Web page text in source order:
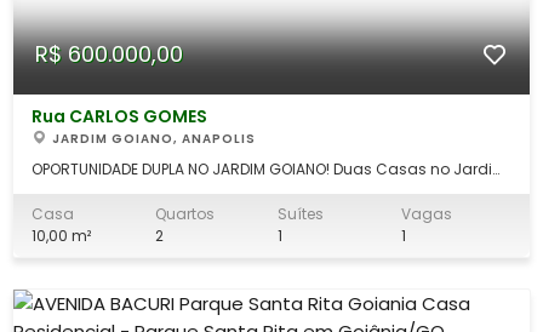
R$ 600.000,00
Rua CARLOS GOMES
JARDIM GOIANO, ANAPOLIS
OPORTUNIDADE DUPLA NO JARDIM GOIANO! Duas Casas no Jardim
excelente imóvel situado na Rua Carlos Gomes, esquina com a
Rua Rotary, no bairro Jardim Goiano. Uma localização que une
Casa
10,00 m²
Quartos
2
Suítes
1
Vagas
1